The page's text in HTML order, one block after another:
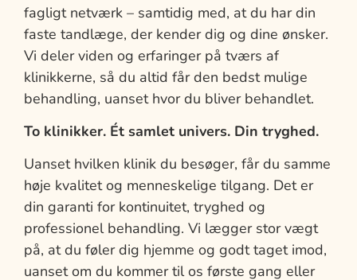
fagligt netværk – samtidig med, at du har din
faste tandlæge, der kender dig og dine ønsker.
Vi deler viden og erfaringer på tværs af
klinikkerne, så du altid får den bedst mulige
behandling, uanset hvor du bliver behandlet.
To klinikker. Ét samlet univers. Din tryghed.
Uanset hvilken klinik du besøger, får du samme
høje kvalitet og menneskelige tilgang. Det er
din garanti for kontinuitet, tryghed og
professionel behandling. Vi lægger stor vægt
på, at du føler dig hjemme og godt taget imod,
uanset om du kommer til os første gang eller